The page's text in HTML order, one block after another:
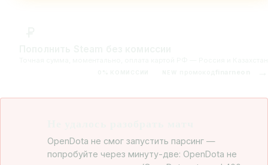
OpenDota не смог запустить парсинг —
попробуйте через минуту-две: OpenDota не